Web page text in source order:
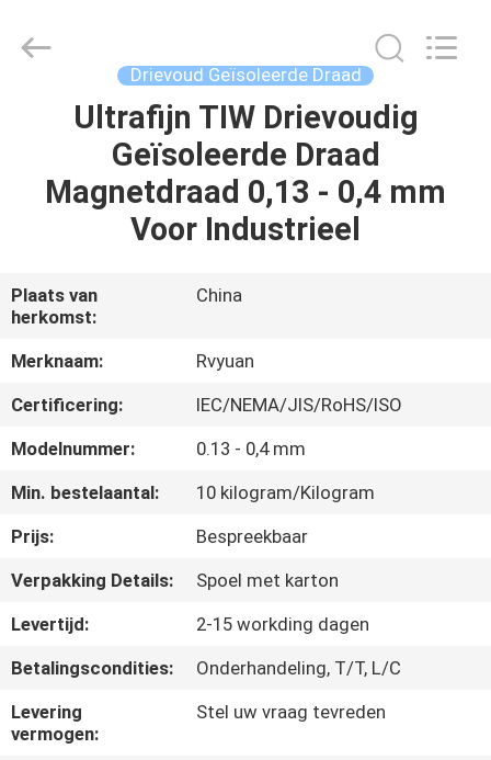
PRODUCTEN
ONGEVEER
ONS
FABRIEKSREIS
KWALITEITSCONTROLE
CONTACTEER
ONS
NIEUWS
VERZOEK
Material
Co,.Ltd.
Drievoud Geïsoleerde Draad
Ultrafijn TIW Drievoudig
Geïsoleerde Draad
Magnetdraad 0,13 - 0,4 mm
Voor Industrieel
Plaats van
herkomst:
China
Merknaam:
Rvyuan
Certificering:
IEC/NEMA/JIS/RoHS/ISO
Modelnummer:
0.13 - 0,4 mm
Min. bestelaantal:
10 kilogram/Kilogram
Prijs:
Bespreekbaar
Verpakking Details:
Spoel met karton
Levertijd:
2-15 workding dagen
Betalingscondities:
Onderhandeling, T/T, L/C
Levering
vermogen:
Stel uw vraag tevreden